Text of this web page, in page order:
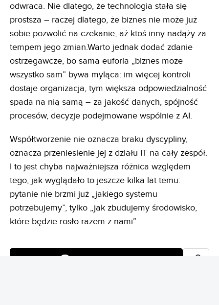
odwraca. Nie dlatego, że technologia stała się
prostsza – raczej dlatego, że biznes nie może już
sobie pozwolić na czekanie, aż ktoś inny nadąży za
tempem jego zmian.Warto jednak dodać zdanie
ostrzegawcze, bo sama euforia „biznes może
wszystko sam” bywa myląca: im więcej kontroli
dostaje organizacja, tym większa odpowiedzialność
spada na nią samą – za jakość danych, spójność
procesów, decyzje podejmowane wspólnie z AI.
Współtworzenie nie oznacza braku dyscypliny,
oznacza przeniesienie jej z działu IT na cały zespół.
I to jest chyba najważniejsza różnica względem
tego, jak wyglądało to jeszcze kilka lat temu:
pytanie nie brzmi już „jakiego systemu
potrzebujemy”, tylko „jak zbudujemy środowisko,
które będzie rosło razem z nami”.
DOŁĄCZ DO DYSKUSJI